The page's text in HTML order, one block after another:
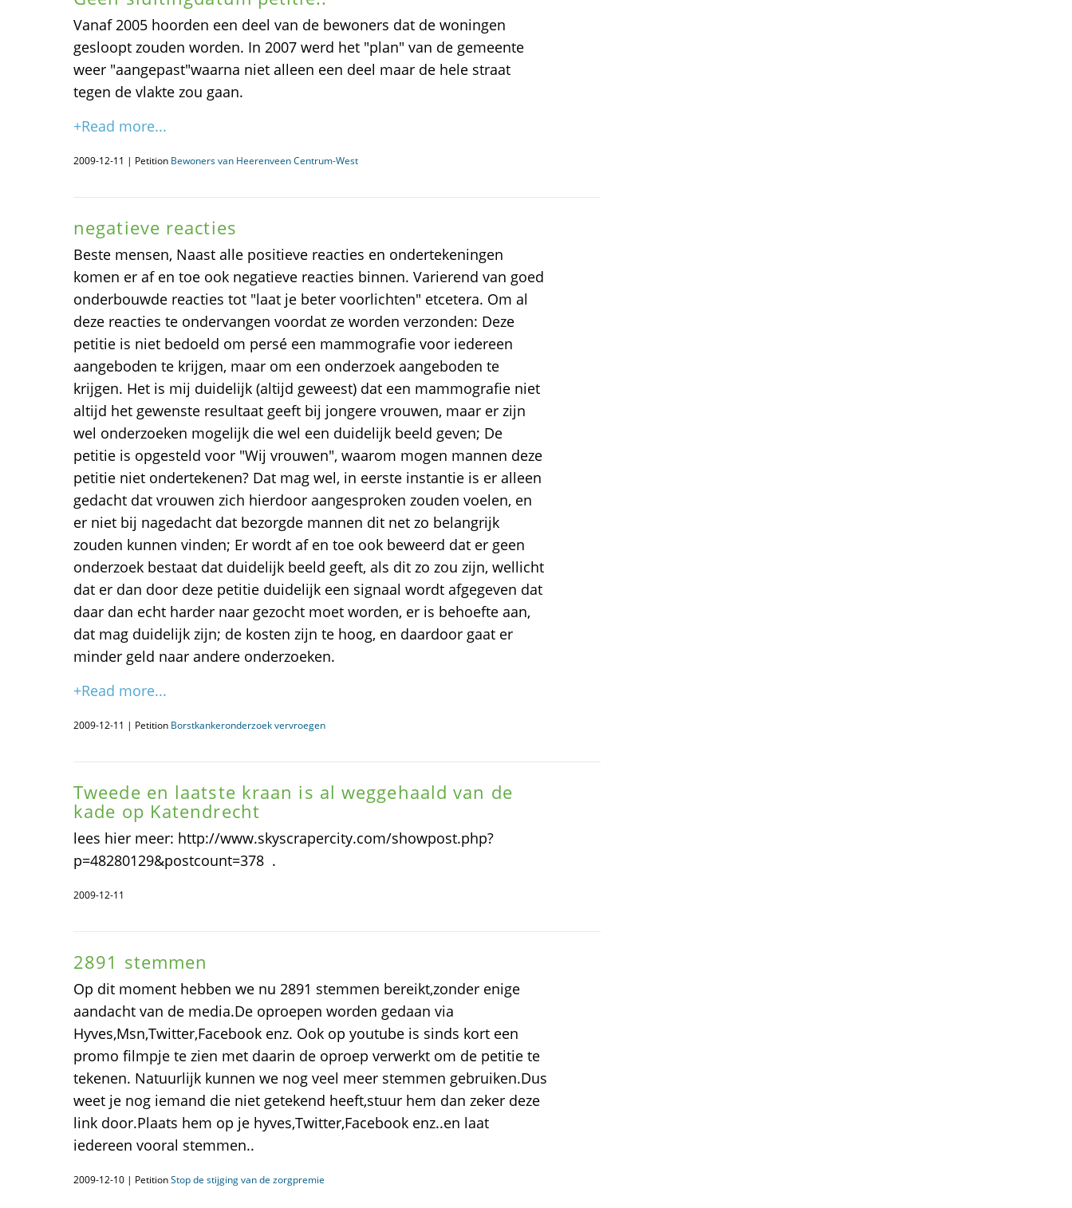
Vanaf 2005 hoorden een deel van de bewoners dat de woningen
gesloopt zouden worden. In 2007 werd het "plan" van de gemeente
weer "aangepast"waarna niet alleen een deel maar de hele straat
tegen de vlakte zou gaan.
+Read more...
2009-12-11 | Petition Bewoners van Heerenveen Centrum-West
negatieve reacties
Beste mensen, Naast alle positieve reacties en ondertekeningen
komen er af en toe ook negatieve reacties binnen. Varierend van goed
onderbouwde reacties tot "laat je beter voorlichten" etcetera. Om al
deze reacties te ondervangen voordat ze worden verzonden: Deze
petitie is niet bedoeld om persé een mammografie voor iedereen
aangeboden te krijgen, maar om een onderzoek aangeboden te
krijgen. Het is mij duidelijk (altijd geweest) dat een mammografie niet
altijd het gewenste resultaat geeft bij jongere vrouwen, maar er zijn
wel onderzoeken mogelijk die wel een duidelijk beeld geven; De
petitie is opgesteld voor "Wij vrouwen", waarom mogen mannen deze
petitie niet ondertekenen? Dat mag wel, in eerste instantie is er alleen
gedacht dat vrouwen zich hierdoor aangesproken zouden voelen, en
er niet bij nagedacht dat bezorgde mannen dit net zo belangrijk
zouden kunnen vinden; Er wordt af en toe ook beweerd dat er geen
onderzoek bestaat dat duidelijk beeld geeft, als dit zo zou zijn, wellicht
dat er dan door deze petitie duidelijk een signaal wordt afgegeven dat
daar dan echt harder naar gezocht moet worden, er is behoefte aan,
dat mag duidelijk zijn; de kosten zijn te hoog, en daardoor gaat er
minder geld naar andere onderzoeken.
+Read more...
2009-12-11 | Petition Borstkankeronderzoek vervroegen
Tweede en laatste kraan is al weggehaald van de
kade op Katendrecht
lees hier meer: http://www.skyscrapercity.com/showpost.php?
p=48280129&postcount=378 .
2009-12-11
2891 stemmen
Op dit moment hebben we nu 2891 stemmen bereikt,zonder enige
aandacht van de media.De oproepen worden gedaan via
Hyves,Msn,Twitter,Facebook enz. Ook op youtube is sinds kort een
promo filmpje te zien met daarin de oproep verwerkt om de petitie te
tekenen. Natuurlijk kunnen we nog veel meer stemmen gebruiken.Dus
weet je nog iemand die niet getekend heeft,stuur hem dan zeker deze
link door.Plaats hem op je hyves,Twitter,Facebook enz..en laat
iedereen vooral stemmen..
2009-12-10 | PetitionStop de stijging van de zorgpremie